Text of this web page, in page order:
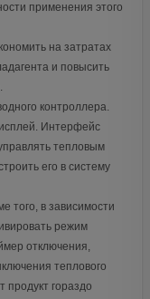
применения этого
на затратах
и повысить
контроллера.
Интерфейс
тепловым
его в систему
того, в зависимости
режим
отключения,
теплового
продукт гораздо